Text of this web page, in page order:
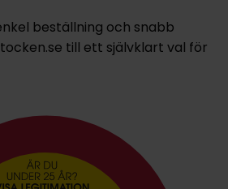
beställning och snabb
till ett självklart val för